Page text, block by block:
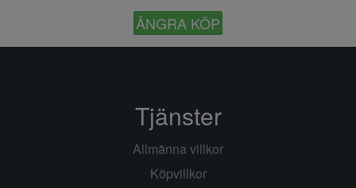
ÅNGRA KÖP
Tjänster
Allmänna villkor
Köpvillkor